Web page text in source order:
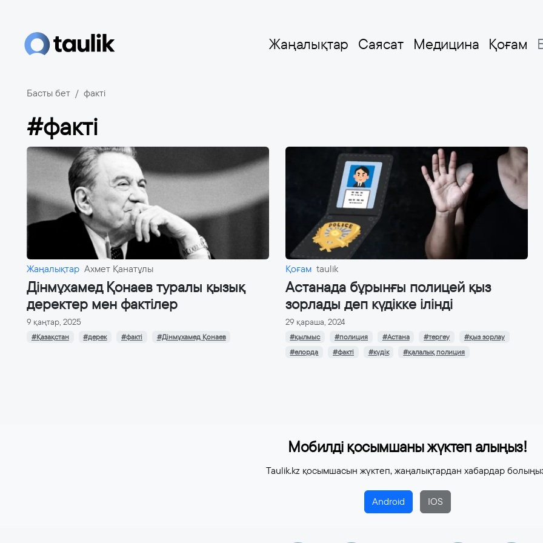
Жаңалықтар Саясат Медицина Қоғам
Басты бет факті
#факті
Жаңалықтар Ахмет Қанатұлы
Дінмұхамед Қонаев туралы қызық
деректер мен фактілер
9 қаңтар, 2025
#Қазақстан #дерек #факті #Дінмұхамед Қонаев
Қоғам taulik
Астанада бұрынғы полицей қыз
зорлады деп күдікке ілінді
29 қараша, 2024
#қылмыс #полиция #Астана #тергеу
#қыз зорлау
#елорда
#факті #күдік #қалалық полиция
Мобилді қосымшаны жүктеп алыңыз!
Taulik.kz қосымшасын жүктеп, жаңалықтардан хабардар
Android IOS